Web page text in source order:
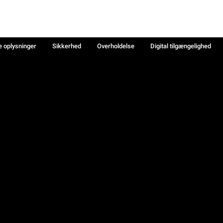
oplysninger Sikkerhed Overholdelse
Digital tilgængelighed